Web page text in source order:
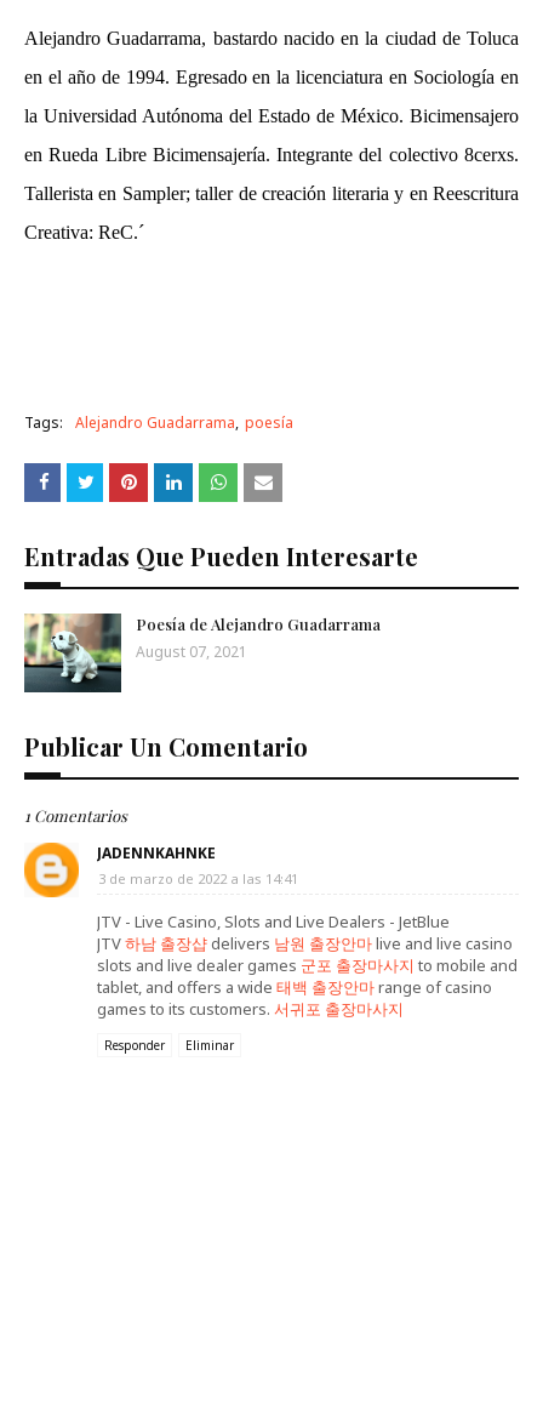
Alejandro Guadarrama, bastardo nacido en la ciudad de Toluca
en el año de 1994. Egresado en la licenciatura en Sociología en
la Universidad Autónoma del Estado de México. Bicimensajero
en Rueda Libre Bicimensajería. Integrante del colectivo 8cerxs.
Tallerista en Sampler; taller de creación literaria y en Reescritura
Creativa: ReC.´
Tags: Alejandro Guadarrama poesía
Entradas Que Pueden Interesarte
Poesía de Alejandro Guadarrama
August 07, 2021
Publicar Un Comentario
1 Comentarios
JADENNKAHNKE
3 de marzo de 2022 a las 14:41
JTV - Live Casino, Slots and Live Dealers - JetBlue
JTV하남 출장샵delivers 남원 출장안마live and live casino
slots and live dealer games 군포 출장마사지 to mobile and
tablet, and offers a wide 태백 출장안마range of casino
games to its customers. 서귀포 출장마사지
Responder Eliminar